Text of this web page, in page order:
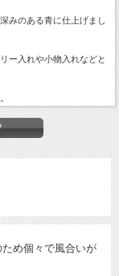
みのある青に仕上げまし
ー入れや小物入れなどと
め個々で風合いが